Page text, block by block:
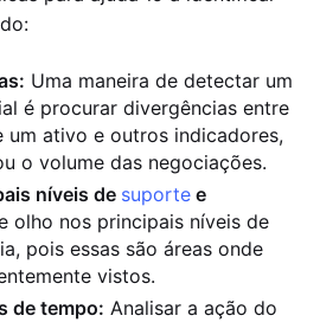
Uma maneira de detectar um
é procurar divergências entre
um ativo e outros indicadores,
o volume das negociações.
níveis de suporte e
olho nos principais níveis de
pois essas são áreas onde
vistos.
de tempo: Analisar a ação do